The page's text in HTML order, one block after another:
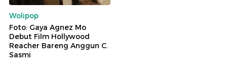
Wolipop
Foto: Gaya Agnez Mo
Debut Film Hollywood
Reacher Bareng Anggun C.
Sasmi